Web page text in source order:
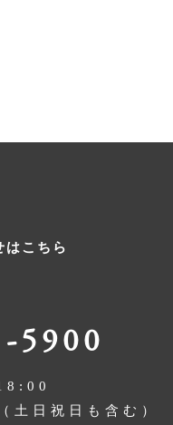
はこちら
5900
日祝日も含む）